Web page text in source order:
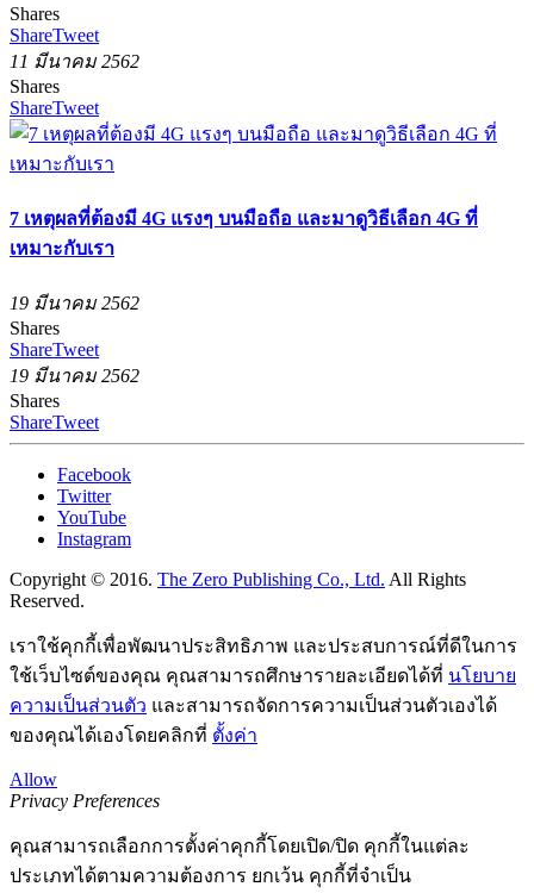
Shares
ShareTweet
11 มีนาคม 2562
Shares
ShareTweet
7 เหตุผลที่ต้องมี 4G แรงๆ บนมือถือ และมาดูวิธีเลือก 4G ที่
เหมาะกับเรา
19 มีนาคม 2562
Shares
ShareTweet
19 มีนาคม 2562
Shares
ShareTweet
Facebook
Twitter
YouTube
Instagram
Copyright © 2016. The Zero Publishing Co., Ltd. All Rights
Reserved.
เราใช้คุกกี้เพื่อพัฒนาประสิทธิภาพ และประสบการณ์ที่ดีในการ
ใช้เว็บไซต์ของคุณ คุณสามารถศึกษารายละเอียดได้ที่ นโยบาย
ความเป็นส่วนตัว และสามารถจัดการความเป็นส่วนตัวเองได้
ของคุณได้เองโดยคลิกที่ ตั้งค่า
Allow
Privacy Preferences
คุณสามารถเลือกการตั้งค่าคุกกี้โดยเปิด/ปิด คุกกี้ในแต่ละ
ประเภทได้ตามความต้องการ ยกเว้น คุกกี้ที่จำเป็น